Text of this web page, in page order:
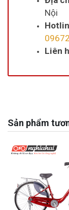
Nội
Liên
Sản phẩm